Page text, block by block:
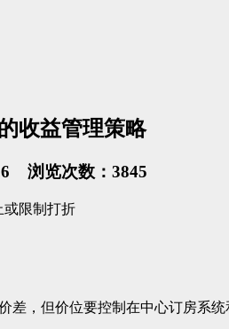
收益管理策略
浏览次数：3845
或限制打折
差，但价位要控制在中心订房系统